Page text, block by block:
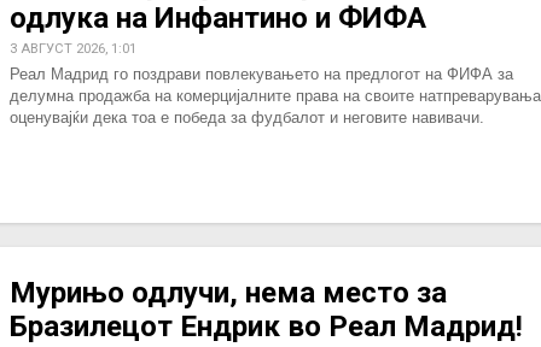
одлука на Инфантино и ФИФА
3 АВГУСТ 2026, 1:01
Реал Мадрид го поздрави повлекувањето на предлогот на ФИФА за
делумна продажба на комерцијалните права на своите натпреварувања,
оценувајќи дека тоа е победа за фудбалот и неговите навивачи.
Мурињо одлучи, нема место за
Бразилецот Ендрик во Реал Мадрид!